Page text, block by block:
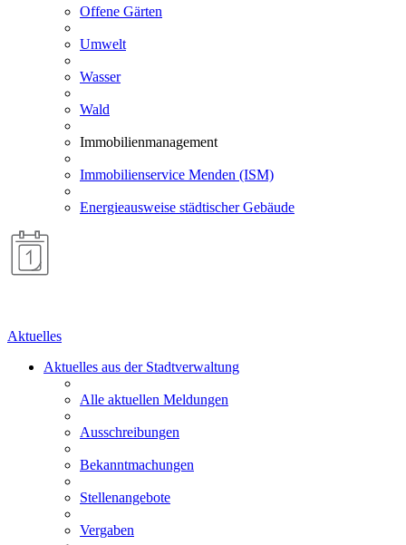
Offene Gärten
Umwelt
Wasser
Wald
Immobilienmanagement
Immobilienservice Menden (ISM)
Energieausweise städtischer Gebäude
Aktuelles
Aktuelles aus der Stadtverwaltung
Alle aktuellen Meldungen
Ausschreibungen
Bekanntmachungen
Stellenangebote
Vergaben